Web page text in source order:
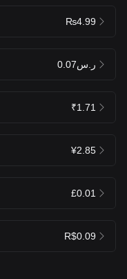
₨4.99
ر.س0.07
₹1.71
¥2.85
£0.01
R$0.09